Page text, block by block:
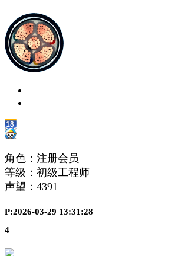
角色：注册会员
等级：初级工程师
声望： 4391
P:2026-03-29 13:31:28
4